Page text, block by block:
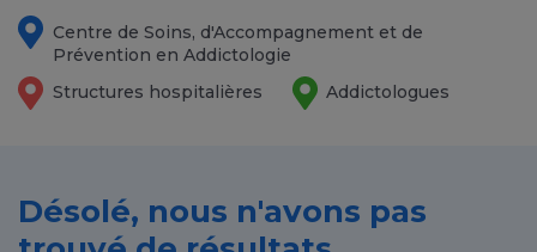
Centre de Soins, d'Accompagnement et de
Prévention en Addictologie
Structures hospitalières
Addictologues
Désolé, nous n'avons pas